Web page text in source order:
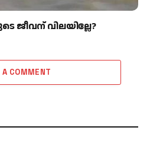
ജീവന് വിലയില്ലേ?
A COMMENT